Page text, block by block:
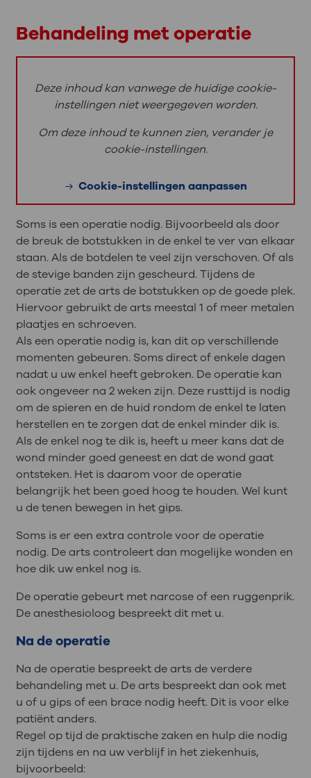
Behandeling met operatie
Deze inhoud kan vanwege de huidige cookie-
instellingen niet weergegeven worden.
Om deze inhoud te kunnen zien, verander je
cookie-instellingen.
Cookie-instellingen aanpassen
Soms is een operatie nodig. Bijvoorbeeld als door
de breuk de botstukken in de enkel te ver van elkaar
staan. Als de botdelen te veel zijn verschoven. Of als
de stevige banden zijn gescheurd. Tijdens de
operatie zet de arts de botstukken op de goede plek.
Hiervoor gebruikt de arts meestal 1 of meer metalen
plaatjes en schroeven.
Als een operatie nodig is, kan dit op verschillende
momenten gebeuren. Soms direct of enkele dagen
nadat u uw enkel heeft gebroken. De operatie kan
ook ongeveer na 2 weken zijn. Deze rusttijd is nodig
om de spieren en de huid rondom de enkel te laten
herstellen en te zorgen dat de enkel minder dik is.
Als de enkel nog te dik is, heeft u meer kans dat de
wond minder goed geneest en dat de wond gaat
ontsteken. Het is daarom voor de operatie
belangrijk het been goed hoog te houden. Wel kunt
u de tenen bewegen in het gips.
Soms is er een extra controle voor de operatie
nodig. De arts controleert dan mogelijke wonden en
hoe dik uw enkel nog is.
De operatie gebeurt met narcose of een ruggenprik.
De anesthesioloog bespreekt dit met u.
Na de operatie
Na de operatie bespreekt de arts de verdere
behandeling met u. De arts bespreekt dan ook met
u of u gips of een brace nodig heeft. Dit is voor elke
patiënt anders.
Regel op tijd de praktische zaken en hulp die nodig
zijn tijdens en na uw verblijf in het ziekenhuis,
bijvoorbeeld: